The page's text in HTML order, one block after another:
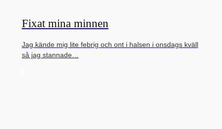
Fixat mina minnen
Jag kände mig lite febrig och ont i halsen i onsdags kväll
så jag stannade…